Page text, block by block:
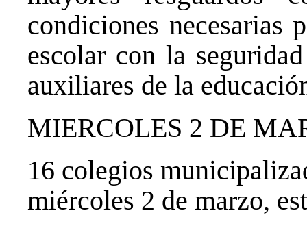
condiciones necesarias
escolar con la
auxiliares de la
MIERCOLES 2 DE
16 colegios
miércoles 2 de marzo,